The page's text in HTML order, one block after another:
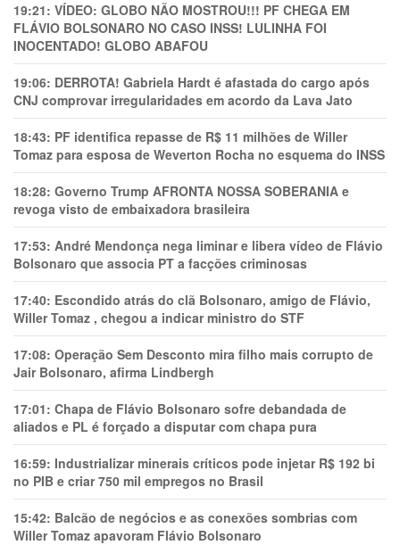
19:21: VÍDEO: GLOBO NÃO MOSTROU!!! PF CHEGA EM
FLÁVIO BOLSONARO NO CASO INSS! LULINHA FOI
INOCENTADO! GLOBO ABAFOU
19:06: DERROTA! Gabriela Hardt é afastada do cargo após
CNJ comprovar irregularidades em acordo da Lava Jato
18:43: PF identifica repasse de R$ 11 milhões de Willer
Tomaz para esposa de Weverton Rocha no esquema do INSS
18:28: Governo Trump AFRONTA NOSSA SOBERANIA e
revoga visto de embaixadora brasileira
17:53: André Mendonça nega liminar e libera vídeo de Flávio
Bolsonaro que associa PT a facções criminosas
17:40: Escondido atrás do clã Bolsonaro, amigo de Flávio,
Willer Tomaz , chegou a indicar ministro do STF
17:08: Operação Sem Desconto mira filho mais corrupto de
Jair Bolsonaro, afirma Lindbergh
17:01: Chapa de Flávio Bolsonaro sofre debandada de
aliados e PL é forçado a disputar com chapa pura
16:59: Industrializar minerais críticos pode injetar R$ 192 bi
no PIB e criar 750 mil empregos no Brasil
15:42: Balcão de negócios e as conexões sombrias com
Willer Tomaz apavoram Flávio Bolsonaro